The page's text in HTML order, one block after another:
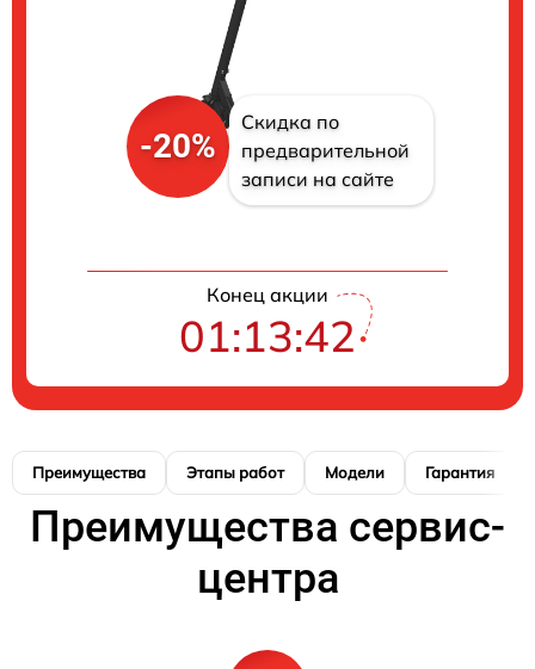
-20%
Скидка по
предварительной
записи на сайте
Конец акции
01:13:41
Преимущества Этапы работ Модели Гарантия
Преимущества сервис-
центра